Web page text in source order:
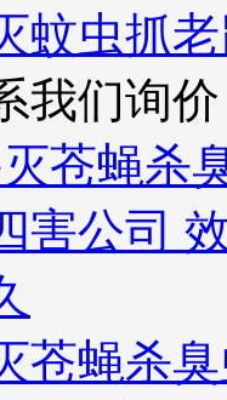
蚊虫抓
我们询价
苍蝇杀